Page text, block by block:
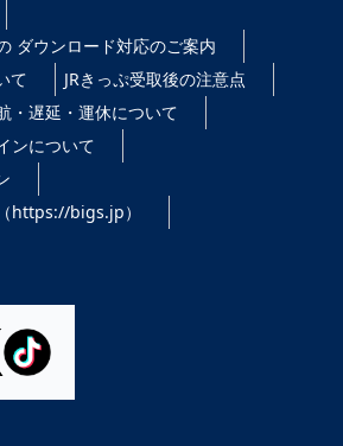
ダウンロード対応のご案内
て
JRきっぷ受取後の注意点
・遅延・運休について
ンについて
https://bigs.jp）